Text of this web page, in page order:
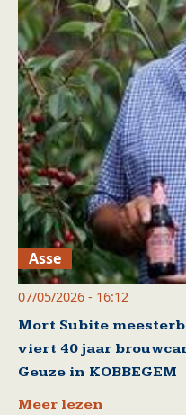
Asse
07/05/2026 - 16:12
Mort Subite
viert 40 jaar
Geuze in KOBBEGEM
Meer lezen